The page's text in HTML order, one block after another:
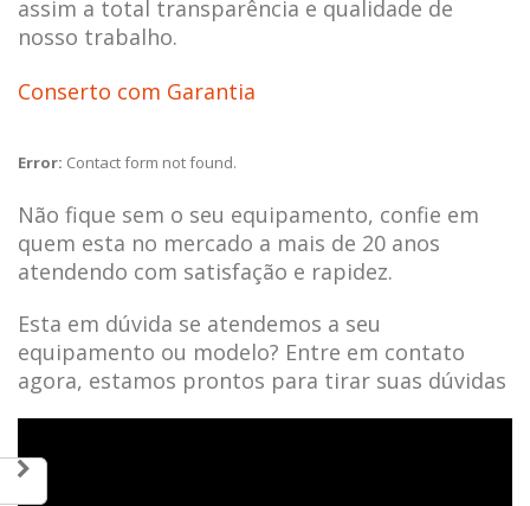
assim a total transparência e qualidade de
nosso trabalho.
Conserto com Garantia
Error: Contact form not found.
Não fique sem o seu equipamento, confie em
quem esta no mercado a mais de 20 anos
atendendo com satisfação e rapidez.
Esta em dúvida se atendemos a seu
equipamento ou modelo? Entre em contato
agora, estamos prontos para tirar suas dúvidas